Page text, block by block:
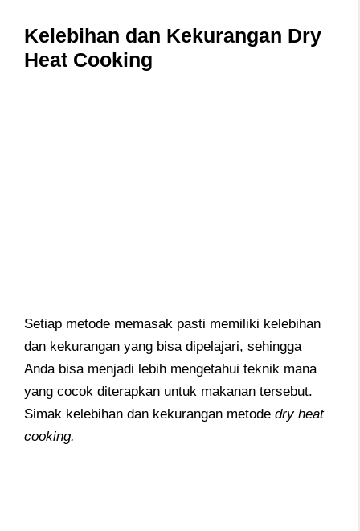
Kelebihan dan Kekurangan Dry
Heat Cooking
Setiap metode memasak pasti memiliki kelebihan
dan kekurangan yang bisa dipelajari, sehingga
Anda bisa menjadi lebih mengetahui teknik mana
yang cocok diterapkan untuk makanan tersebut.
Simak kelebihan dan kekurangan metode dry heat
cooking.